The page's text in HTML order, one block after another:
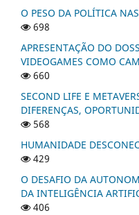
O PESO DA POLÍTICA
698
APRESENTAÇÃO DO
VIDEOGAMES COMO
660
SECOND LIFE E
DIFERENÇAS,
568
HUMANIDADE
429
O DESAFIO DA
DA INTELIGÊNCIA
406